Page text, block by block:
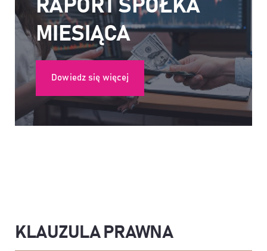
RAPORT SPÓŁKA
MIESIĄCA
Dowiedz się więcej
KLAUZULA PRAWNA